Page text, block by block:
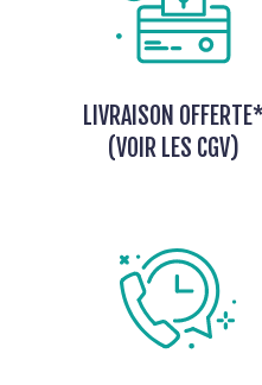
LIVRAISON
(VOIR LES CGV)